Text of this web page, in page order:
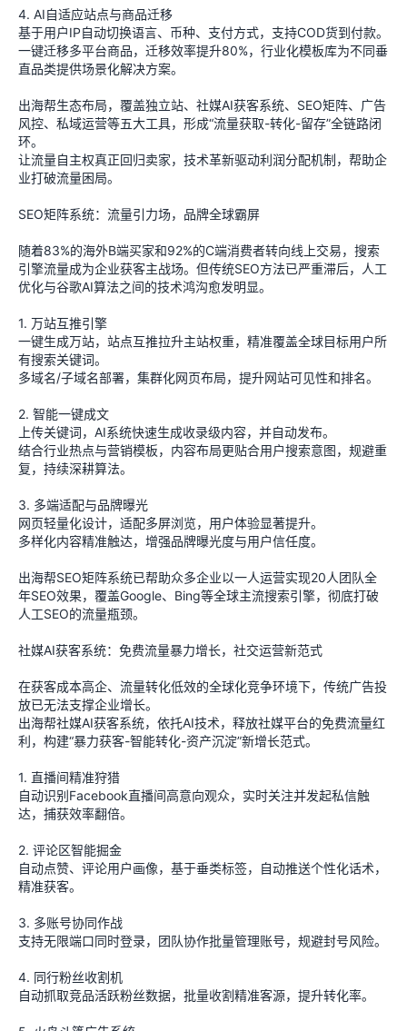
4. AI自适应站点与商品迁移
基于用户IP自动切换语言、币种、支付方式，支持COD货到付款。
一键迁移多平台商品，迁移效率提升80%，行业化模板库为不同垂
直品类提供场景化解决方案。
出海帮生态布局，覆盖独立站、社媒AI获客系统、SEO矩阵、广告
风控、私域运营等五大工具，形成“流量获取-转化-留存”全链路闭
环。
让流量自主权真正回归卖家，技术革新驱动利润分配机制，帮助企
业打破流量困局。
SEO矩阵系统：流量引力场，品牌全球霸屏
随着83%的海外B端买家和92%的C端消费者转向线上交易，搜索
引擎流量成为企业获客主战场。但传统SEO方法已严重滞后，人工
优化与谷歌AI算法之间的技术鸿沟愈发明显。
1. 万站互推引擎
一键生成万站，站点互推拉升主站权重，精准覆盖全球目标用户所
有搜索关键词。
多域名/子域名部署，集群化网页布局，提升网站可见性和排名。
2. 智能一键成文
上传关键词，AI系统快速生成收录级内容，并自动发布。
结合行业热点与营销模板，内容布局更贴合用户搜索意图，规避重
复，持续深耕算法。
3. 多端适配与品牌曝光
网页轻量化设计，适配多屏浏览，用户体验显著提升。
多样化内容精准触达，增强品牌曝光度与用户信任度。
出海帮SEO矩阵系统已帮助众多企业以一人运营实现20人团队全
年SEO效果，覆盖Google、Bing等全球主流搜索引擎，彻底打破
人工SEO的流量瓶颈。
社媒AI获客系统：免费流量暴力增长，社交运营新范式
在获客成本高企、流量转化低效的全球化竞争环境下，传统广告投
放已无法支撑企业增长。
出海帮社媒AI获客系统，依托AI技术，释放社媒平台的免费流量红
利，构建“暴力获客-智能转化-资产沉淀”新增长范式。
1. 直播间精准狩猎
自动识别Facebook直播间高意向观众，实时关注并发起私信触
达，捕获效率翻倍。
2. 评论区智能掘金
自动点赞、评论用户画像，基于垂类标签，自动推送个性化话术，
精准获客。
3. 多账号协同作战
支持无限端口同时登录，团队协作批量管理账号，规避封号风险。
4. 同行粉丝收割机
自动抓取竞品活跃粉丝数据，批量收割精准客源，提升转化率。